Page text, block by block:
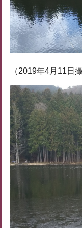
（2019年4月11日撮